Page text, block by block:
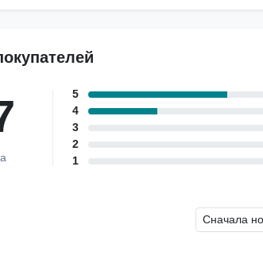
5
4
3
2
1